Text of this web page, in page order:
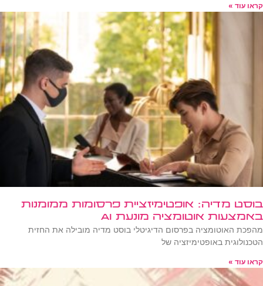
קראו עוד »
בוסט מדיה: אופטימיזציית פרסומות ממומנות
באמצעות אוטומציה מונעת AI
מהפכת האוטומציה בפרסום הדיגיטלי בוסט מדיה מובילה את החזית
הטכנולוגית באופטימיזציה של
קראו עוד »